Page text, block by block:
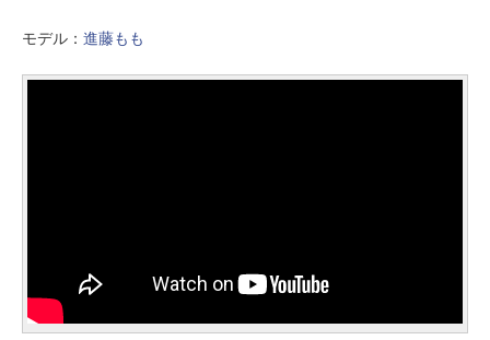
モデル： 進藤もも